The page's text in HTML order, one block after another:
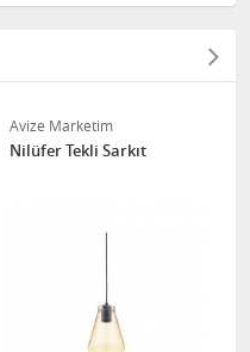
Avize Marketim
Nilüfer Tekli Sarkıt